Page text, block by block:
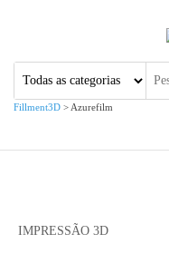
Fillment3D
Fillment3D > Azurefilm
IMPRESSÃO 3D